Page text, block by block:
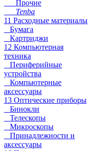
Прочие
Tenba
11 Расходные материалы
Бумага
Картриджи
12 Компьютерная
техника
Периферийные
устройства
Компьютерные
аксессуары
13 Оптические приборы
Бинокли
Телескопы
Микроскопы
Принадлежности и
аксессуары